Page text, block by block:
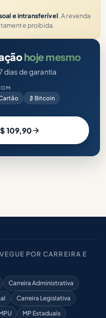
e intransferível. A revenda
proibida.
hoje mesmo
dias de garantia
Bitcoin
109,90
POR CARREIRA E
Carreira Administrativa
Carreira Legislativa
MP Estaduais